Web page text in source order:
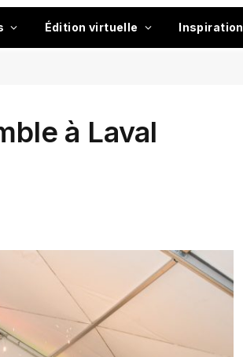
Édition virtuelle Inspiration
à Laval